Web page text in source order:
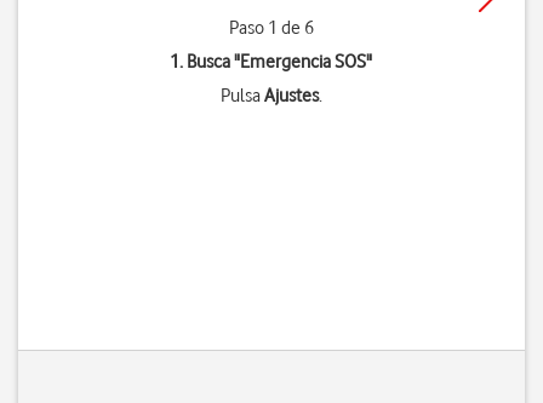
Paso 1 de 6
1. Busca "Emergencia SOS"
PulsaAjustes.